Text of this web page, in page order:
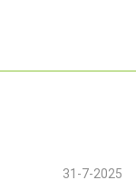
31-7-2025